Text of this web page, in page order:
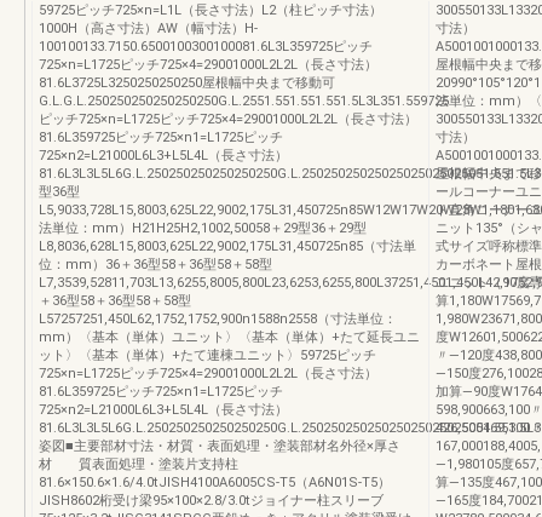
59725ピッチ725×n=L1L（長さ寸法）L2（柱ピッチ寸法）
1000H（高さ寸法）AW（幅寸法）H-
100100133.7150.6500100300100081.6L3L359725ピッチ
725×n=L1725ピッチ725×4=29001000L2L2L（長さ寸法）
81.6L3725L3250250250250屋根幅中央まで移動可
G.L.G.L.250250250250250250G.L.2551.551.551.551.5L3L351.559725
ピッチ725×n=L1725ピッチ725×4=29001000L2L2L（長さ寸法）
81.6L359725ピッチ725×n1=L1725ピッチ
725×n2=L21000L6L3+L5L4L（長さ寸法）
型36型
法単位：mm）H21H25H2,1002,50058＋29型36＋29型
L8,8036,628L15,8003,625L22,9002,175L31,450725n85（寸法単
位：mm）36＋36型58＋36型58＋58型
＋36型58＋36型58＋58型
L57257251,450L62,1752,1752,900n1588n2558（寸法単位：
mm）〈基本（単体）ユニット〉〈基本（単体）+たて延長ユニ
ット〉〈基本（単体）+たて連棟ユニット〉59725ピッチ
725×n=L1725ピッチ725×4=29001000L2L2L（長さ寸法）
81.6L359725ピッチ725×n1=L1725ピッチ
725×n2=L21000L6L3+L5L4L（長さ寸法）
姿図■主要部材寸法・材質・表面処理・塗装部材名外径×厚さ
材 質表面処理・塗装片支持柱
81.6×150.6×1.6/4.0tJISH4100A6005CS-T5（A6N01S-T5）
JISH8602桁受け梁95×100×2.8/3.0tジョイナー柱スリーブ
寸法）
屋根幅中央まで
法単位：mm）
寸法）
屋根幅中央まで
ールコーナーユ
ト直角コーナー
ニット135°（シ
式サイズ呼称標
カーボネート屋
ユニット（90度
算
度
〃—120度
—150度
加算—90度
598,900663,100
426,500469,300
—1,980105度
算—135度
—165度